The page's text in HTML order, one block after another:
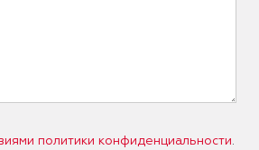
политики конфиденциальности